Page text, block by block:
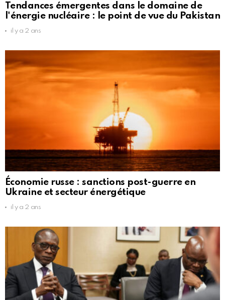
Tendances émergentes dans le domaine de
l'énergie nucléaire : le point de vue du Pakistan
il y a 2 ans
Économie russe : sanctions post-guerre en
Ukraine et secteur énergétique
il y a 2 ans